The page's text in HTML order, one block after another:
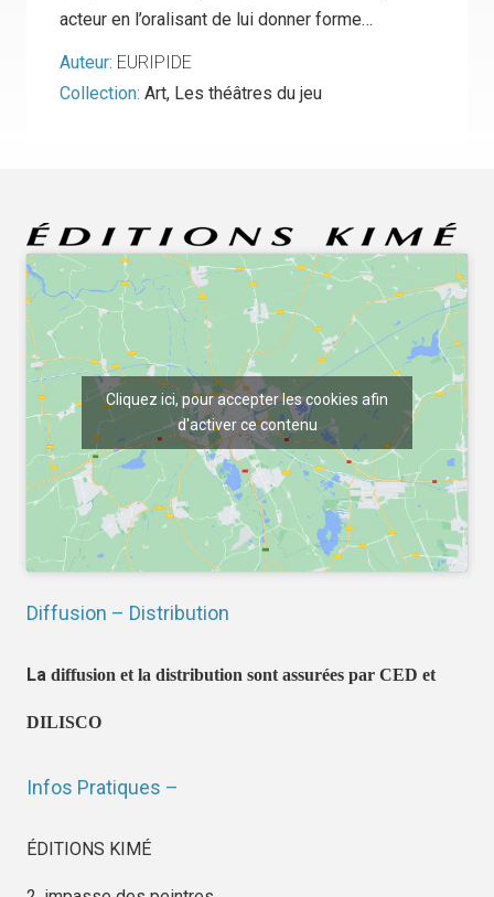
acteur en l’oralisant de lui donner forme…
Auteur: EURIPIDE
Collection: Art, Les théâtres du jeu
Cliquez ici, pour accepter les cookies afin
d'activer ce contenu
Diffusion – Distribution
La diffusion et la distribution sont assurées par CED et
DILISCO
Infos Pratiques –
ÉDITIONS KIMÉ